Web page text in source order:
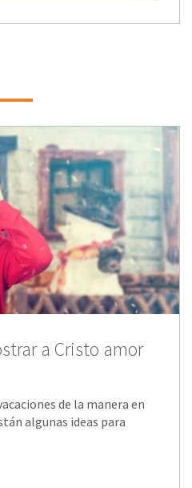
a Cristo amor
de la manera en
algunas ideas para